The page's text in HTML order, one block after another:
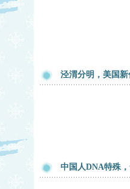
泾渭分明，美国
中国人DNA特殊